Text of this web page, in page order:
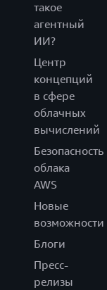
такое
агентный
ИИ?
Центр
концепций
в сфере
облачных
вычислений
Безопасность
облака
AWS
Новые
возможности
Блоги
Пресс-
релизы